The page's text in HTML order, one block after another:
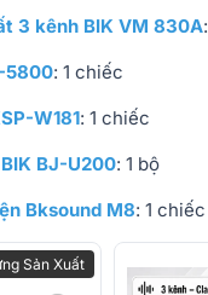
3 kênh BIK VM 830A
5800: 1 chiếc
W181: 1 chiếc
BJ-U200: 1 bộ
Bksound M8: 1 chiếc
Sản Xuất